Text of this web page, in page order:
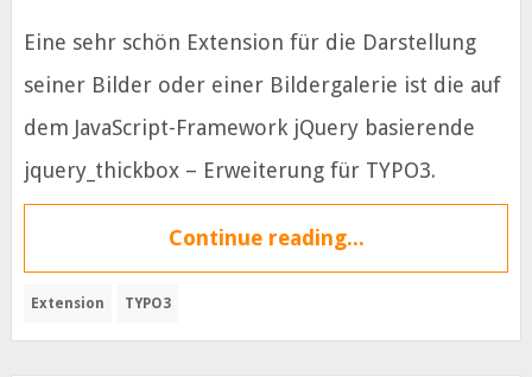
Eine sehr schön Extension für die Darstellung
seiner Bilder oder einer Bildergalerie ist die auf
dem JavaScript-Framework jQuery basierende
jquery_thickbox – Erweiterung für TYPO3.
Continue reading...
Extension TYPO3